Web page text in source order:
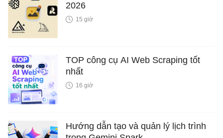
2026
15 giờ
TOP công cụ AI Web Scraping tốt
nhất
16 giờ
Hướng dẫn tạo và quản lý lịch trình